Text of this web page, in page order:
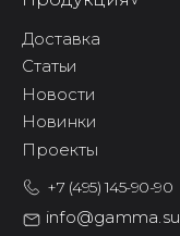
Доставка
Статьи
Новости
Новинки
Проекты
+7 (495) 145-90-90
info@gamma.su